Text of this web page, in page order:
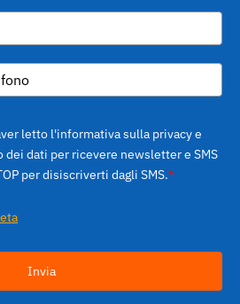
PT
1943680-
UI v. 0.0.240 prod
(gde890d5 15/07/26tag
serve per fare la pizza
letto l'informativa sulla privacy e
dati per ricevere newsletter e SMS
per disiscriverti dagli SMS.*
Invia